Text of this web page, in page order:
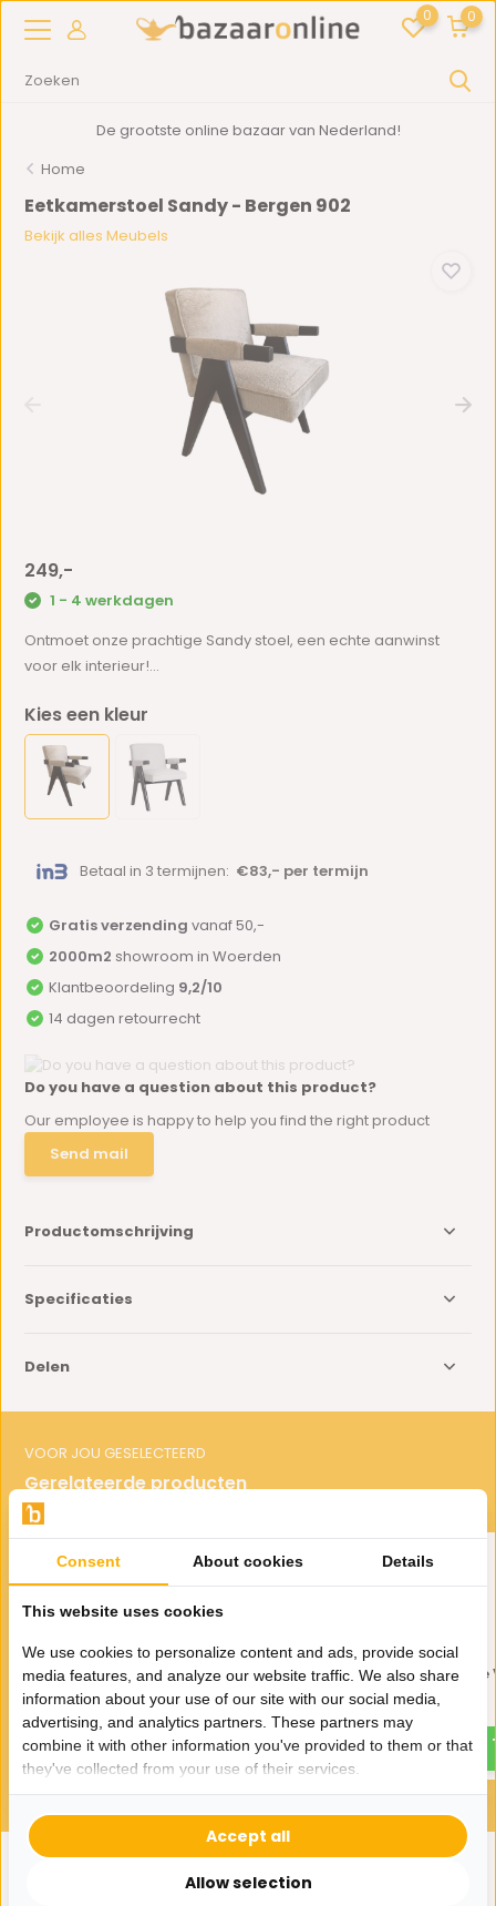
0 0
De grootste online bazaar van Nederland!
Home
Eetkamerstoel Sandy - Bergen 902
Bekijk alles Meubels
249,-
1 - 4 werkdagen
Ontmoet onze prachtige Sandy stoel, een echte aanwinst
voor elk interieur!...
Kies een kleur
Betaal in 3 termijnen: €83,- per termijn
Gratis verzending vanaf 50,-
2000m2 showroom in Woerden
Klantbeoordeling 9,2/10
14 dagen retourrecht
Do you have a question about this product?
Our employee is happy to help you find the right product
Send mail
Productomschrijving
Specificaties
Delen
VOOR JOU GESELECTEERD
Gerelateerde producten
Eetkamerstoel Lorèn Bouclé
Wit
255,-
Draaistoel Celia Taupe
245,-
Consent About cookies Details
This website uses cookies
We use cookies to personalize content and ads, provide social
media features, and analyze our website traffic. We also share
information about your use of our site with our social media,
advertising, and analytics partners. These partners may
combine it with other information you've provided to them or that
they've collected from your use of their services.
Allow selection
Accept all